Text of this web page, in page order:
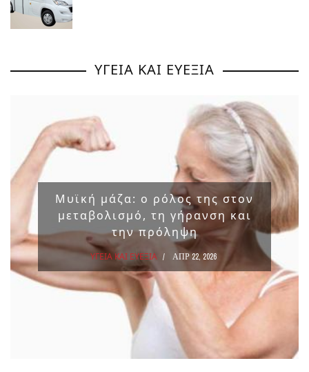
ΥΓΕΙΑ ΚΑΙ ΕΥΕΞΙΑ
Μυϊκή μάζα: ο ρόλος της στον
μεταβολισμό, τη γήρανση και
την πρόληψη
ΥΓΕΙΑ ΚΑΙ ΕΥΕΞΙΑ ΑΠΡ 22, 2026